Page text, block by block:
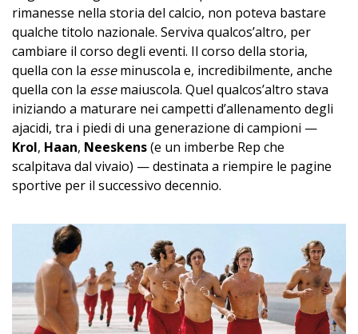
rimanesse nella storia del calcio, non poteva bastare
qualche titolo nazionale. Serviva qualcos’altro, per
cambiare il corso degli eventi. Il corso della storia,
quella con la esseminuscola e, incredibilmente, anche
quella con la essemaiuscola. Quel qualcos’altro stava
iniziando a maturare nei campetti d’allenamento degli
ajacidi, tra i piedi di una generazione di campioni —
Krol, Haan, Neeskens(e un imberbe Rep che
scalpitava dal vivaio) — destinata a riempire le pagine
sportive per il successivo decennio.